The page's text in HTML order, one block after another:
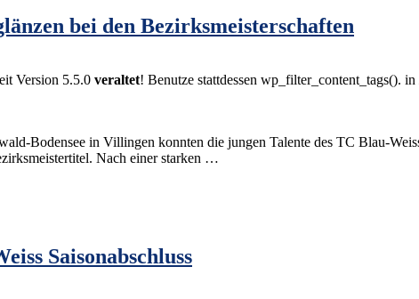
bei den Bezirksmeisterschaften
Version 5.5.0 veraltet! Benutze stattdessen wp_filter_content_tags(). in
Bodensee in Villingen konnten die jungen Talente des TC Blau-
Nach einer starken …
Saisonabschluss